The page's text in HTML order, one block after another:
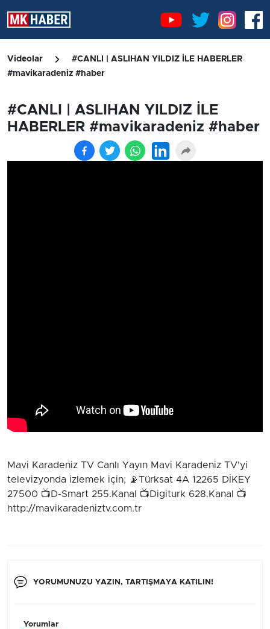
Videolar
#CANLI | ASLIHAN YILDIZ İLE HABERLER
#mavikaradeniz #haber
#CANLI | ASLIHAN YILDIZ İLE
HABERLER #mavikaradeniz #haber
Mavi Karadeniz TV Canlı Yayın Mavi Karadeniz TV'yi
televizyonda izlemek için; 📡Türksat 4A 12265 DİKEY
27500 📺D-Smart 255.Kanal 📺Digiturk 628.Kanal 📺
http://mavikaradeniztv.com.tr
YORUMUNUZU YAZIN, TARTIŞMAYA KATILIN!
Yorumlar